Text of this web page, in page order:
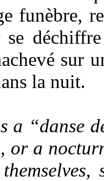
funèbre,
se
sur
la nuit.
a “danse
or a